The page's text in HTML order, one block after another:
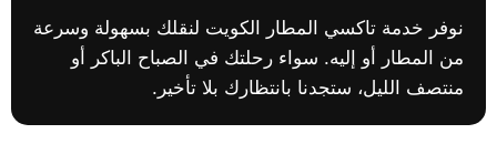
نوفر خدمة تاكسي المطار الكويت لنقلك بسهولة وسرعة
من المطار أو إليه. سواء رحلتك في الصباح الباكر أو
منتصف الليل، ستجدنا بانتظارك بلا تأخير.